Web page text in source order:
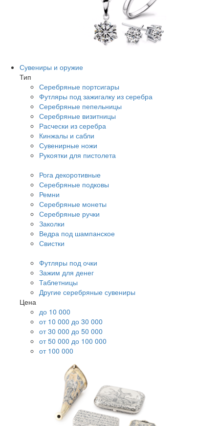
Сувениры и оружие
Тип
Серебряные портсигары
Футляры под зажигалку из серебра
Серебряные пепельницы
Серебряные визитницы
Расчески из серебра
Кинжалы и сабли
Сувенирные ножи
Рукоятки для пистолета
Рога декоротивные
Серебряные подковы
Ремни
Серебряные монеты
Серебряные ручки
Заколки
Ведра под шампанское
Свистки
Футляры под очки
Зажим для денег
Таблетницы
Другие серебряные сувениры
Цена
до 10 000
от 10 000 до 30 000
от 30 000 до 50 000
от 50 000 до 100 000
от 100 000